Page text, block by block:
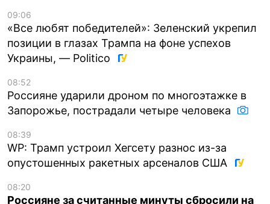
09:06
«Все любят победителей»: Зеленский укрепил
позиции в глазах Трампа на фоне успехов
Украины, — Politico
08:52
Россияне ударили дроном по многоэтажке в
Запорожье, пострадали четыре человека
08:39
WP: Трамп устроил Хегсету разнос из-за
опустошенных ракетных арсеналов США
08:20
Россияне за считанные минуты сбросили на